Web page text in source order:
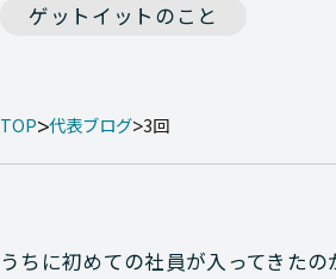
ゲットイットのこと
TOP 代表ブログ 3回
うちに初めての社員が入ってきたの